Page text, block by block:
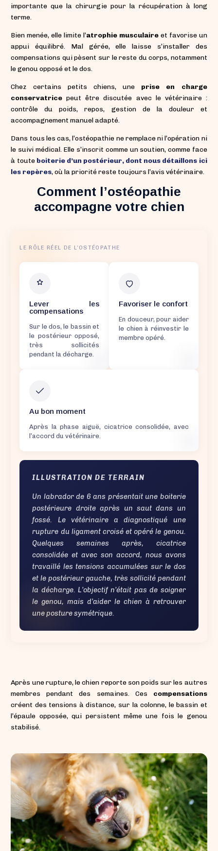
importante que la chirurgie pour la récupération à long
terme.
Bien menée, elle limite l’atrophie musculaireet favorise un
appui équilibré. Mal gérée, elle laisse s’installer des
compensations qui pèsent sur le reste du corps, notamment
le genou opposé et le dos.
Chez certains petits chiens, une prise en charge
conservatrice peut être discutée avec le vétérinaire :
contrôle du poids, repos, gestion de la douleur et
accompagnement manuel adapté.
Dans tous les cas, l’ostéopathie ne remplace ni l’opération ni
le suivi médical. Elle s’inscrit comme un soutien, comme face
à toute boiterie d’un postérieur, dont nous détaillons ici
les repères, où la priorité reste toujours l’avis vétérinaire.
Comment l’ostéopathie
accompagne votre chien
LE RÔLE RÉEL DE L’OSTÉOPATHE
Lever les
compensations
Sur le dos, le bassin et
le postérieur opposé,
très sollicités
pendant la décharge.
Favoriser le confort
En douceur, pour aider
le chien à réinvestir le
membre opéré.
Au bon moment
Après la phase aiguë, cicatrice consolidée, avec
l’accord du vétérinaire.
ILLUSTRATION DE TERRAIN
Un labrador de 6 ans présentait une boiterie
postérieure droite après un saut dans un
fossé. Le vétérinaire a diagnostiqué une
rupture du ligament croisé et opéré le genou.
Quelques semaines après, cicatrice
consolidée et avec son accord, nous avons
travaillé les tensions accumulées sur le dos
et le postérieur gauche, très sollicité pendant
la décharge. L’objectif n’était pas de soigner
le genou, mais d’aider le chien à retrouver
une posture symétrique.
Après une rupture, le chien reporte son poids sur les autres
membres pendant des semaines. Ces compensations
créent des tensions à distance, sur la colonne, le bassin et
l’épaule opposée, qui persistent même une fois le genou
stabilisé.